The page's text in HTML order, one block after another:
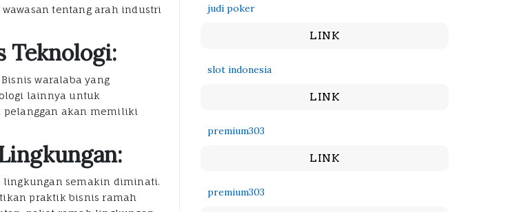
tentang arah industri
Teknologi:
waralaba yang
lainnya untuk
pelanggan akan memiliki
lingkungan semakin diminati.
praktik bisnis ramah
judi poker
LINK
slot indonesia
LINK
premium303
LINK
premium303